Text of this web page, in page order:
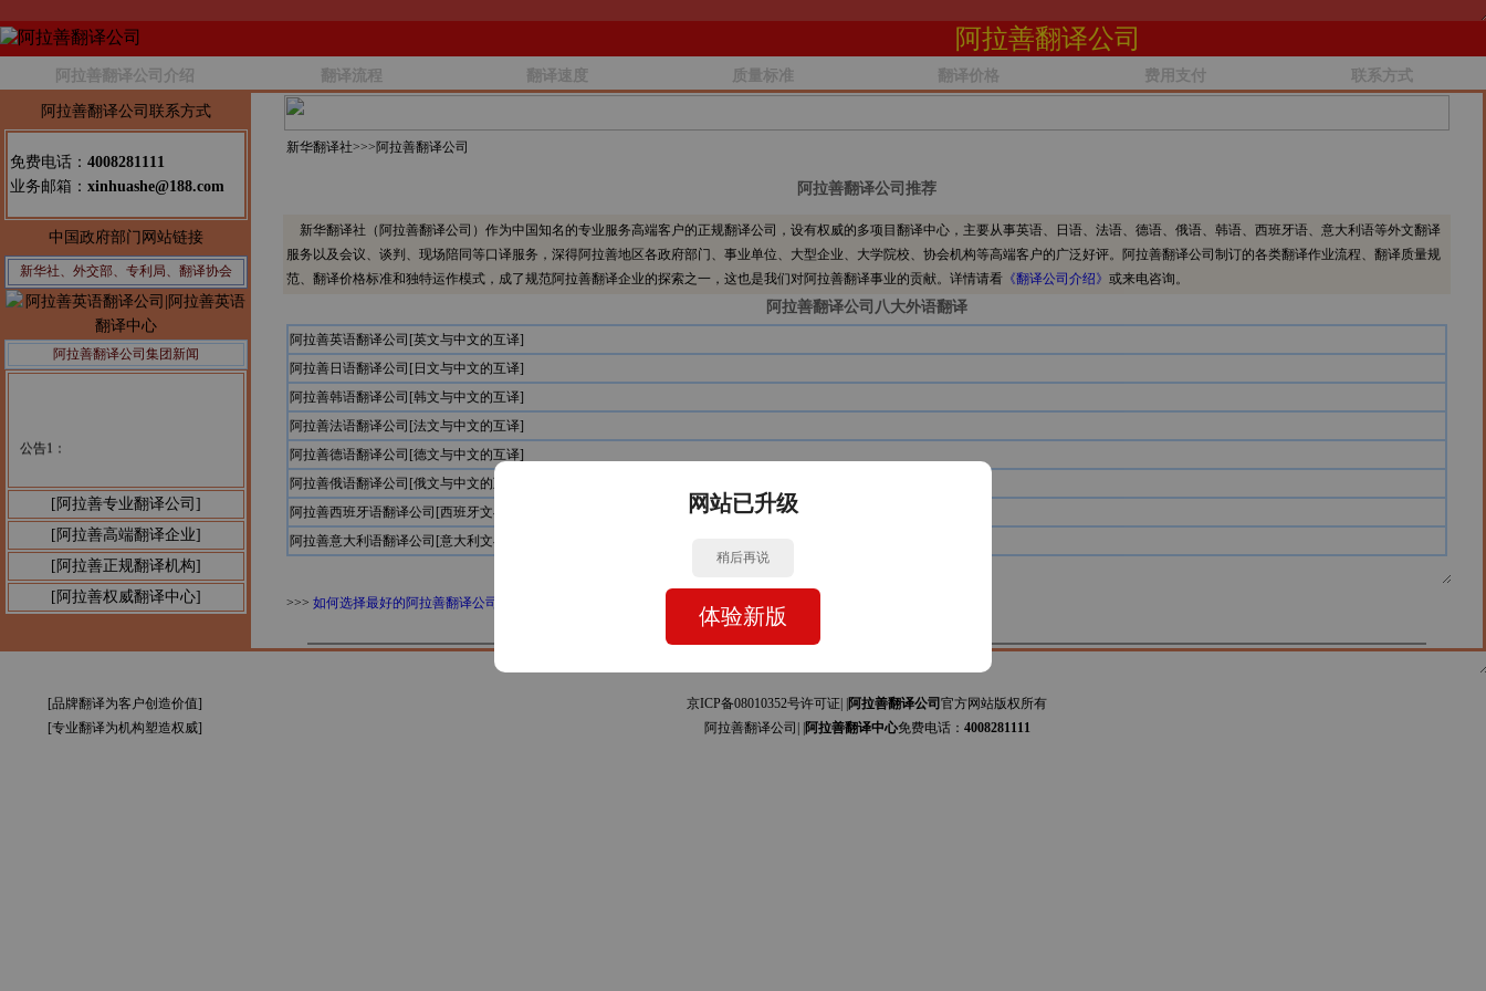
阿拉善翻译公司
阿拉善翻译公司介绍 翻译流程 翻译速度 质量标准 翻译价格 费用支付 联系方式
阿拉善翻译公司联系方式
免费电话： 4008281111
业务邮箱： xinhuashe@188.com
中国政府部门网站链接
新华社、外交部、专利局、翻译协会
阿拉善翻译公司集团新闻
公告1：
[阿拉善专业翻译公司]
[阿拉善高端翻译企业]
[阿拉善正规翻译机构]
[阿拉善权威翻译中心]
新华翻译社>>> 阿拉善翻译公司
阿拉善翻译公司推荐
新华翻译社（阿拉善翻译公司）作为中国知名的专业服务高端客户的正规翻译公司，设有权威的多项目翻译中心，主要从事英语、日语、法语、德语、俄语、韩语、西班牙语、意大利语等外文翻译
服务以及会议、谈判、现场陪同等口译服务，深得阿拉善地区各政府部门、事业单位、大型企业、大学院校、协会机构等高端客户的广泛好评。阿拉善翻译公司制订的各类翻译作业流程、翻译质量规
范、翻译价格标准和独特运作模式，成了规范阿拉善翻译企业的探索之一，这也是我们对阿拉善翻译事业的贡献。详情请看 《翻译公司介绍》 或来电咨询。
阿拉善翻译公司八大外语翻译
阿拉善英语翻译公司[英文与中文的互译]
阿拉善日语翻译公司[日文与中文的互译]
阿拉善韩语翻译公司[韩文与中文的互译]
阿拉善法语翻译公司[法文与中文的互译]
阿拉善德语翻译公司[德文与中文的互译]
阿拉善俄语翻译公司[俄文与中文的互译]
阿拉善西班牙语翻译公司[西班牙文与中文的互译]
阿拉善意大利语翻译公司[意大利文与中文的互译]
>>> 如何选择最好的阿拉善翻译公司
[品牌翻译为客户创造价值]
[专业翻译为机构塑造权威]
京ICP备08010352号许可证| | 阿拉善翻译公司 官方网站版权所有
阿拉善翻译公司| |
阿拉善翻译中心免费电话： 4008281111
网站已升级
稍后再说
体验新版